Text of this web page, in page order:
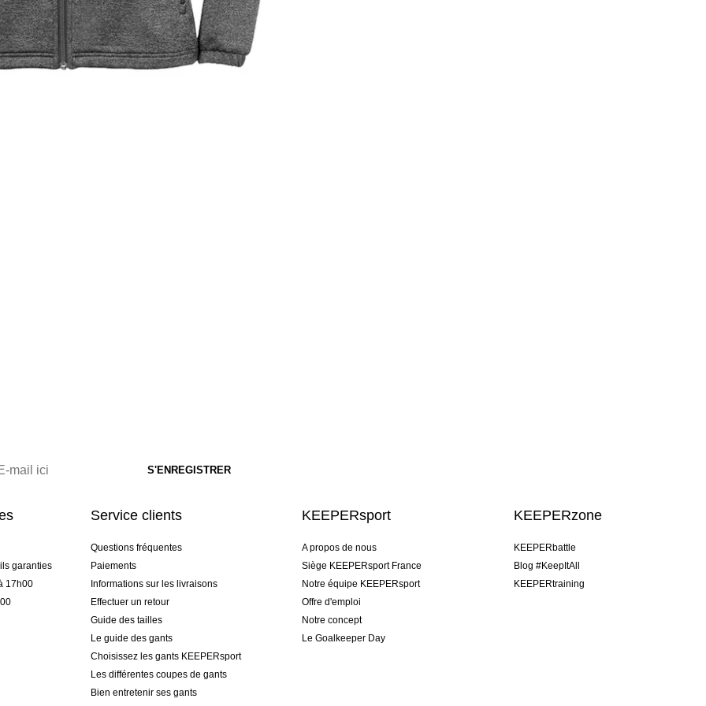
garanties
17h00
Service clients
Questions fréquentes
Paiements
Informations sur les livraisons
Effectuer un retour
Guide des tailles
Le guide des gants
Choisissez les gants KEEPERsport
Les différentes coupes de gants
Bien entretenir ses gants
KEEPERsport
A propos de nous
Siège KEEPERsport France
Notre équipe KEEPERsport
Offre d'emploi
Notre concept
Le Goalkeeper Day
KEEPERzone
KEEPERbattle
Blog #KeepItAll
KEEPERtraining